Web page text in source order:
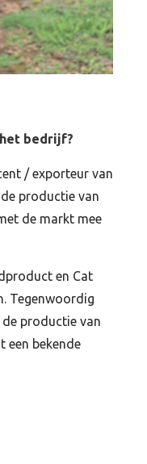
bedrijf?
/ exporteur van
productie van
de markt mee
en Cat
Tegenwoordig
productie van
een bekende